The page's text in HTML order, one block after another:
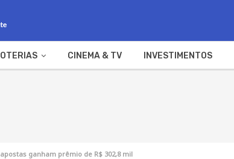
CINEMA & TV INVESTIMENTOS
ganham prêmio de R$ 302,8 mil